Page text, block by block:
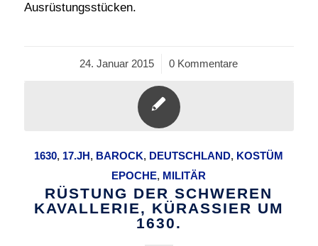
Ausrüstungsstücken.
24. Januar 2015
/ 0 Kommentare
1630, 17.JH, BAROCK, DEUTSCHLAND, KOSTÜM
EPOCHE, MILITÄR
RÜSTUNG DER SCHWEREN
KAVALLERIE, KÜRASSIER UM
1630.